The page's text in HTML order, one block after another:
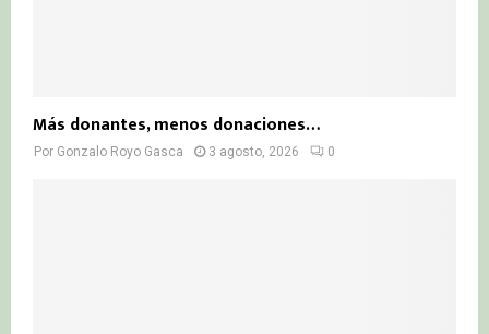
Más donantes, menos donaciones…
Por Gonzalo Royo Gasca 3 agosto, 2026 0